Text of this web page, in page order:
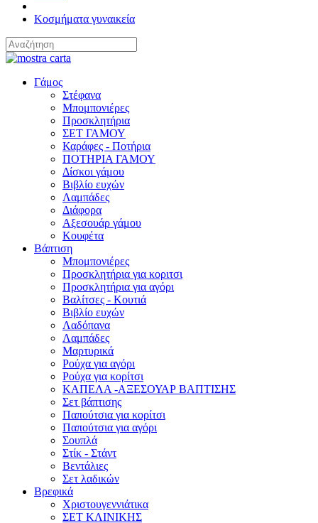
Κοσμήματα γυναικεία
Γάμος
Στέφανα
Μπομπονιέρες
Προσκλητήρια
ΣΕΤ ΓΑΜΟΥ
Καράφες - Ποτήρια
ΠΟΤΗΡΙΑ ΓΑΜΟΥ
Δίσκοι γάμου
Βιβλίο ευχών
Λαμπάδες
Διάφορα
Αξεσουάρ γάμου
Κουφέτα
Βάπτιση
Μπομπονιέρες
Προσκλητήρια για κοριτσι
Προσκλητήρια για αγόρι
Βαλίτσες - Κουτιά
Βιβλίο ευχών
Λαδόπανα
Λαμπάδες
Μαρτυρικά
Ρούχα για αγόρι
Ρούχα για κορίτσι
ΚΑΠΕΛΑ -ΑΞΕΣΟΥΑΡ ΒΑΠΤΙΣΗΣ
Σετ βάπτισης
Παπούτσια για κορίτσι
Παπούτσια για αγόρι
Σουπλά
Στίκ - Στάντ
Βεντάλιες
Σετ λαδικών
Βρεφικά
Χριστουγεννιάτικα
ΣΕΤ ΚΛΙΝΙΚΗΣ